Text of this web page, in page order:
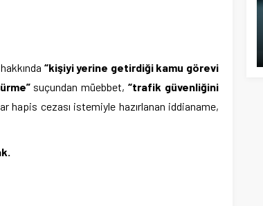
“kişiyi yerine getirdiği kamu görevi
suçundan müebbet,“trafik güvenliğini
hapis cezası istemiyle hazırlanan iddianame,